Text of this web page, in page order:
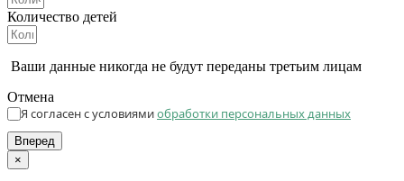
Количество детей
Ваши данные никогда не будут переданы третьим лицам
Отмена
Я согласен с условиямиобработки персональных данных
Вперед
×